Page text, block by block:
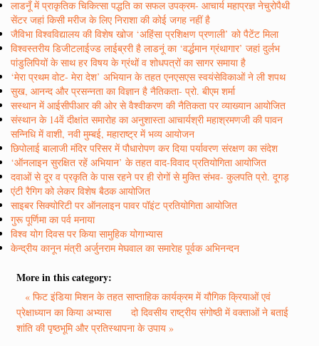
लाडनूँ में प्राकृतिक चिकित्सा पद्धति का सफल उपक्रम- आचार्य महाप्रज्ञ नेचुरोपैथी
सेंटर जहां किसी मरीज के लिए निराशा की कोई जगह नहीं है
जैविभा विश्वविद्यालय की विशेष खोज ‘अहिंसा प्रशिक्षण प्रणाली’ को पैटेंट मिला
विश्वस्तरीय डिजीटलाईज्ड लाईब्ररी है लाडनूं का ‘वर्द्धमान ग्रंथागार’ जहां दुर्लभ
पांडुलिपियों के साथ हर विषय के ग्रंथों व शोधपत्रों का सागर समाया है
‘मेरा प्रथम वोट- मेरा देश’ अभियान के तहत एनएसएस स्वयंसेविकाओं ने ली शपथ
सुख, आनन्द और प्रसन्नता का विज्ञान है नैतिकता- प्रो. बीएम शर्मा
सस्थान में आईसीपीआर की ओर से वैश्वीकरण की नैतिकता पर व्याख्यान आयोजित
संस्थान के 14वें दीक्षांत समारोह का अनुशास्ता आचार्यश्री महाश्रमणजी की पावन
सन्निधि में वाशी, नवी मुम्बई, महाराष्ट्र में भव्य आयोजन
छिपोलाई बालाजी मंदिर परिसर में पौधारोपण कर दिया पर्यावरण संरक्षण का संदेश
‘ऑनलाइन सुरक्षित रहें अभियान’ के तहत वाद-विवाद प्रतियोगिता आयोजित
दवाओं से दूर व प्रकृति के पास रहने पर ही रोगों से मुक्ति संभव- कुलपति प्रो. दूगड़
एंटी रैगिग को लेकर विशेष बैठक आयोजित
साइबर सिक्योरिटी पर ऑनलाइन पावर पॉइंट प्रतियोगिता आयोजित
गुरू पूर्णिमा का पर्व मनाया
विश्व योग दिवस पर किया सामुहिक योगाभ्यास
केन्द्रीय कानून मंत्री अर्जुनराम मेघवाल का समारेाह पूर्वक अभिनन्दन
More in this category:
« फिट इंडिया मिशन के तहत साप्ताहिक कार्यक्रम में यौगिक क्रियाओं एवं
प्रेक्षाध्यान का किया अभ्यास
दो दिवसीय राष्ट्रीय संगोष्ठी में वक्ताओं ने बताई
शांति की पृष्ठभूमि और प्रतिस्थापना के उपाय »